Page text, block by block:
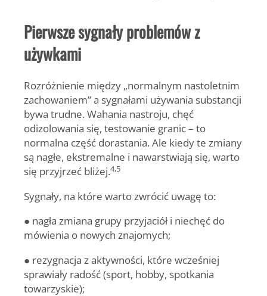
Pierwsze sygnały problemów z
używkami
Rozróżnienie między „normalnym nastoletnim
zachowaniem” a sygnałami używania substancji
bywa trudne. Wahania nastroju, chęć
odizolowania się, testowanie granic – to
normalna część dorastania. Ale kiedy te zmiany
są nagłe, ekstremalne i nawarstwiają się, warto
się przyjrzeć bliżej.4,5
Sygnały, na które warto zwrócić uwagę to:
● nagła zmiana grupy przyjaciół i niechęć do
mówienia o nowych znajomych;
● rezygnacja z aktywności, które wcześniej
sprawiały radość (sport, hobby, spotkania
towarzyskie);